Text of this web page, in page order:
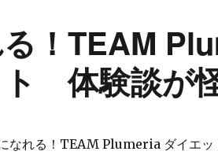
！TEAM
ト 体験談が
なれる！TEAM Plumeria ダイエ